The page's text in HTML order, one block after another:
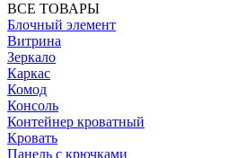
ВСЕ ТОВАРЫ
Блочный элемент
Витрина
Зеркало
Каркас
Комод
Консоль
Контейнер кроватный
Кровать
Панель с крючками